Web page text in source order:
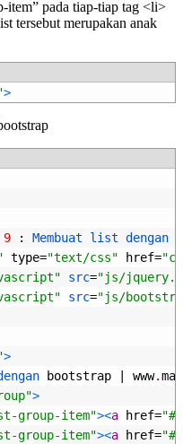
item” pada tiap-tiap tag <li>
tersebut merupakan anak
>
9 : Membuat list dengan
type="text/css" href=
src="js/
src="js/
>
bootstrap www.
>
group-item"><a href="#"
group-item"><a href="#"